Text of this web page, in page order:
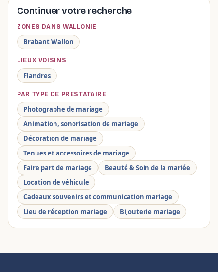
Continuer votre recherche
ZONES DANS WALLONIE
Brabant Wallon
LIEUX VOISINS
Flandres
PAR TYPE DE PRESTATAIRE
Photographe de mariage
Animation, sonorisation de mariage
Décoration de mariage
Tenues et accessoires de mariage
Faire part de mariage
Beauté & Soin de la mariée
Location de véhicule
Cadeaux souvenirs et communication mariage
Lieu de réception mariage
Bijouterie mariage